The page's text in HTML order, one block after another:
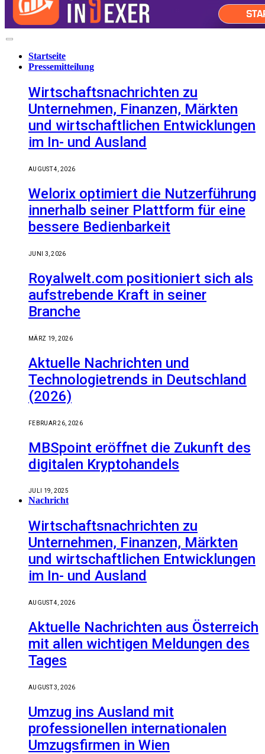
Startseite
Pressemitteilung
Wirtschaftsnachrichten zu
Unternehmen, Finanzen, Märkten
und wirtschaftlichen Entwicklungen
im In- und Ausland
AUGUST 4, 2026
Welorix optimiert die Nutzerführung
innerhalb seiner Plattform für eine
bessere Bedienbarkeit
JUNI 3, 2026
Royalwelt.com positioniert sich als
aufstrebende Kraft in seiner
Branche
MÄRZ 19, 2026
Aktuelle Nachrichten und
Technologietrends in Deutschland
(2026)
FEBRUAR 26, 2026
MBSpoint eröffnet die Zukunft des
digitalen Kryptohandels
JULI 19, 2025
Nachricht
Wirtschaftsnachrichten zu
Unternehmen, Finanzen, Märkten
und wirtschaftlichen Entwicklungen
im In- und Ausland
AUGUST 4, 2026
Aktuelle Nachrichten aus Österreich
mit allen wichtigen Meldungen des
Tages
AUGUST 3, 2026
Umzug ins Ausland mit
professionellen internationalen
Umzugsfirmen in Wien